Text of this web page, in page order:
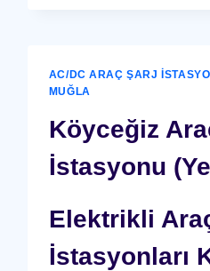
AC/DC ARAÇ ŞARJ
MUĞLA
Köyceğiz
İstasyonu
Elektrikli
İstasyonları